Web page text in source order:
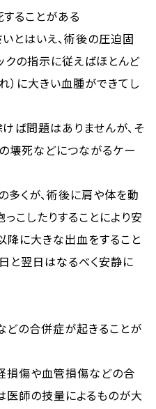
ることがある
とはいえ、術後の圧迫固
クの指示に従えばほとんど
）に大きい血腫ができてし
ば問題はありませんが、そ
壊死などにつながるケー
多くが、術後に肩や体を動
こしたりすることにより安
降に大きな出血をすること
と翌日はなるべく安静に
の合併症が起きることが
損傷や血管損傷などの合
医師の技量によるものが大